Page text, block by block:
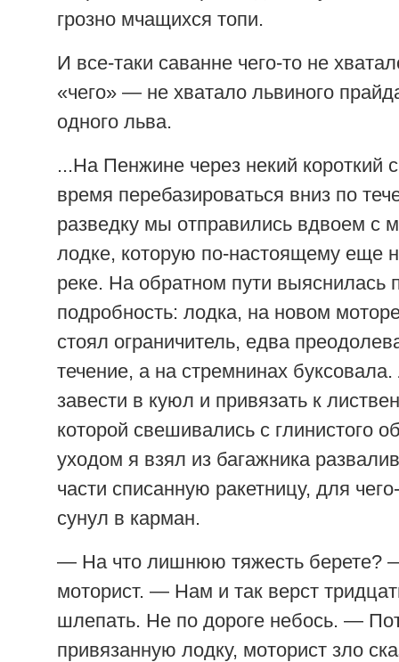
грозно мчащихся топи.
И все-таки саванне чего-то не
«чего» — не хватало львиного
одного льва.
...На Пенжине через некий короткий
время перебазироваться вниз по
разведку мы отправились вдвоем с
лодке, которую по-настоящему еще
реке. На обратном пути выяснилась
подробность: лодка, на новом
стоял ограничитель, едва
течение, а на стремнинах
завести в куюл и привязать к
которой свешивались с глинистого
уходом я взял из багажника
части списанную ракетницу, для
сунул в карман.
— На что лишнюю тяжесть берете?
моторист. — Нам и так верст
шлепать. Не по дороге небось. —
привязанную лодку, моторист зло